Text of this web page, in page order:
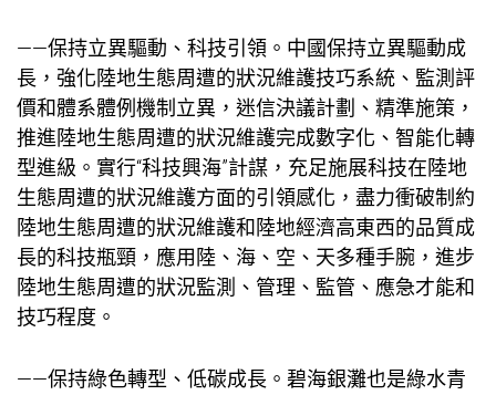
——保持立異驅動、科技引領。中國保持立異驅動成
長，強化陸地生態周遭的狀況維護技巧系統、監測評
價和體系體例機制立異，迷信決議計劃、精準施策，
推進陸地生態周遭的狀況維護完成數字化、智能化轉
型進級。實行“科技興海”計謀，充足施展科技在陸地
生態周遭的狀況維護方面的引領感化，盡力衝破制約
陸地生態周遭的狀況維護和陸地經濟高東西的品質成
長的科技瓶頸，應用陸、海、空、天多種手腕，進步
陸地生態周遭的狀況監測、管理、監管、應急才能和
技巧程度。
——保持綠色轉型、低碳成長。碧海銀灘也是綠水青